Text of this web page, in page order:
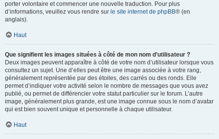
porter volontaire et commencer une nouvelle traduction. Pour plus
d’informations, veuillez vous rendre sur le site internet de phpBB® (en
anglais).
Haut
Que signifient les images situées à côté de mon nom d’utilisateur ?
Deux images peuvent apparaître à côté de votre nom d’utilisateur lorsque vous
consultez un sujet. Une d’elles peut être une image associée à votre rang,
généralement représentée par des étoiles, des carrés ou des ronds. Elle
permet d’indiquer votre activité selon le nombre de messages que vous avez
publié, ou permet de différencier votre statut particulier sur le forum. L’autre
image, généralement plus grande, est une image connue sous le nom d’avatar
qui est bien souvent unique et personnelle à chaque utilisateur.
Haut